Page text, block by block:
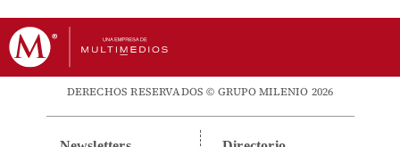
DERECHOS RESERVADOS © GRUPO MILENIO 2026